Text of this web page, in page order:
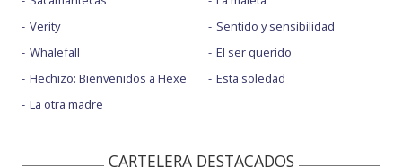
Verity
Whalefall
Hechizo: Bienvenidos a Hexe
La otra madre
Sentido y sensibilidad
El ser querido
Esta soledad
CARTELERA DESTACADOS